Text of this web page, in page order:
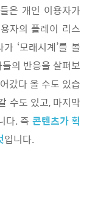
은 개인 이용자가
자의 플레이 리스
‘모래시계’를 볼
의 반응을 살펴보
갔다 올 수도 있습
수도 있고, 마지막
다. 즉 콘텐츠가 획
입니다.